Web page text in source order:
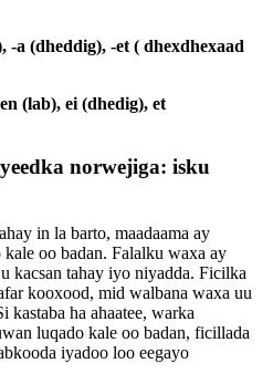
-a (dheddig), -et ( dhexdhexaad
(lab), ei (dhedig), et
norwejiga: isku
in la barto, maadaama ay
oo badan. Falalku waxa ay
kacsan tahay iyo niyadda. Ficilka
kooxood, mid walbana waxa uu
kastaba ha ahaatee, warka
luqado kale oo badan, ficillada
iyadoo loo eegayo